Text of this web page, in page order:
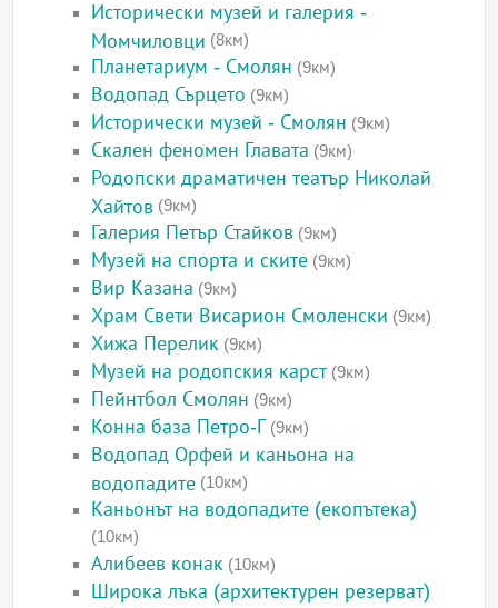
Исторически музей и галерия -
Момчиловци (8км)
Планетариум - Смолян (9км)
Водопад Сърцето (9км)
Исторически музей - Смолян (9км)
Скален феномен Главата (9км)
Родопски драматичен театър Николай
Хайтов (9км)
Галерия Петър Стайков (9км)
Музей на спорта и ските (9км)
Вир Казана (9км)
Храм Свети Висарион Смоленски (9км)
Хижа Перелик (9км)
Музей на родопския карст(9км)
Пейнтбол Смолян (9км)
Конна база Петро-Г (9км)
Водопад Орфей и каньона на
водопадите (10км)
Каньонът на водопадите (екопътека)
(10км)
Алибеев конак (10км)
Широка лъка (архитектурен резерват)